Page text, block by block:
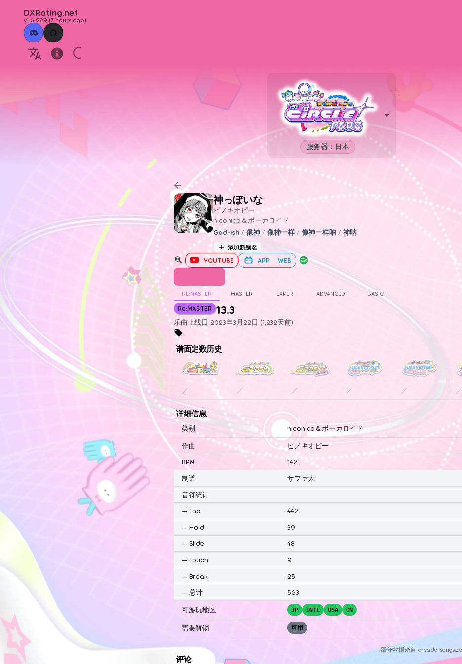
DXRating.net
v1.6.229 (7 hours ago)
服务器：日本
神っぽいな
ピノキオピー
niconico＆ボーカロイド
God-ish / 像神 / 像神一样 / 像神一样呐 / 神呐
添加新别名
YOUTUBE APP WEB
RE:MASTER MASTER EXPERT ADVANCED BASIC
Re:MASTER 13.3
乐曲上线日 2023年3月22日 (1,232天前)
谱面定数历史
／ ／ ／ ／ ／ ／
详细信息
类别 niconico＆ボーカロイド
作曲
ピノキオピー
BPM
142
制谱
サファ太
音符统计
— Tap
442
— Hold
39
— Slide
48
— Touch
9
— Break
25
— 总计 563
可游玩地区 JP INTL USA CN
需要解锁 可用
部分数据来自 arcade-
评论